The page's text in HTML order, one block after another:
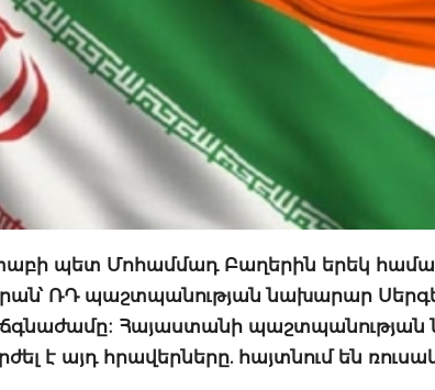
պետ Մոհամմադ Բաղերին երեկ
ՌԴ պաշտպանության նախարար
ճգնաժամը։ Հայաստանի
է այդ հրավերները. հայտնում են